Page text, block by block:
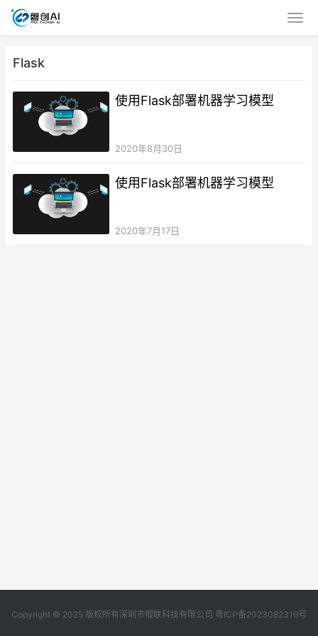
Flask
使用Flask部署机器学习模型
2020年8月30日
使用Flask部署机器学习模型
2020年7月17日
Copyright © 2025 版权所有深圳市幄联科技有限公司 粤ICP备2023082316号